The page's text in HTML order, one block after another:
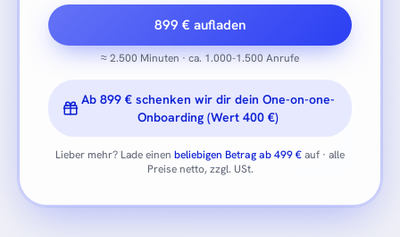
899 € aufladen
≈ 2.500 Minuten · ca. 1.000-1.500 Anrufe
Ab 899 € schenken wir dir dein One-on-one-
Onboarding (Wert 400 €)
Lieber mehr? Lade einen beliebigen Betrag ab 499 €auf · alle
Preise netto, zzgl. USt.